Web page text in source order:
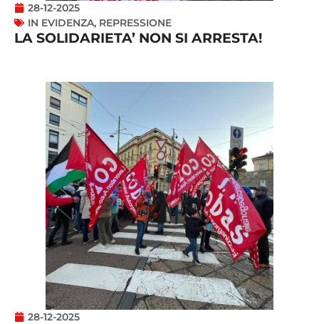
28-12-2025
IN EVIDENZA, REPRESSIONE
LA SOLIDARIETA’ NON SI ARRESTA!
28-12-2025